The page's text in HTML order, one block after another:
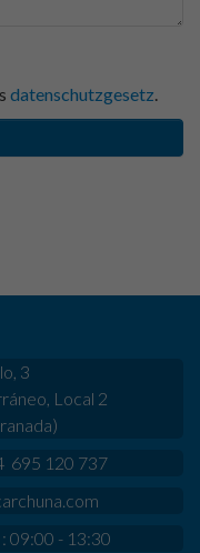
datenschutzgesetz.
3
Local 2
695 120 737
09:00 - 13:30